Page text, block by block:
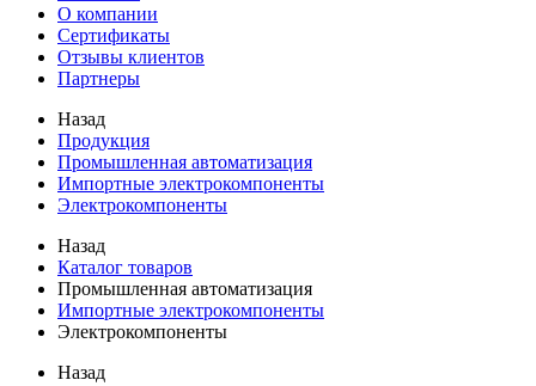
О компании
Сертификаты
Отзывы клиентов
Партнеры
Назад
Продукция
Промышленная автоматизация
Импортные электрокомпоненты
Электрокомпоненты
Назад
Каталог товаров
Промышленная автоматизация
Импортные электрокомпоненты
Электрокомпоненты
Назад